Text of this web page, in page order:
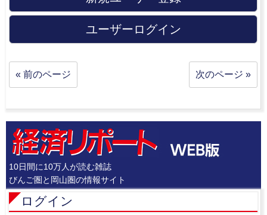
ユーザーログイン
« 前のページ 次のページ »
10日間に10万人が読む雑誌
びんご圏と岡山圏の情報サイト
ログイン